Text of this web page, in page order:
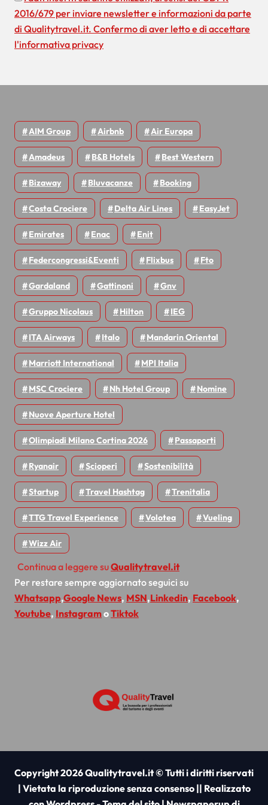
c
o
2016/679 per inviare newsletter e informazioni da parte
di Qualitytravel.it. Confermo di aver letto e di accettare
l'informativa privacy
AIM Group Airbnb Air Europa
Amadeus B&B Hotels Best Western
Bizaway Bluvacanze Booking
Costa Crociere Delta Air Lines EasyJet
Emirates Enac Enit
Federcongressi&eventi Flixbus Fto
Gardaland Gattinoni Gnv
Gruppo Nicolaus Hilton IEG
ITA Airways Italo Mandarin Oriental
Marriott International MPI Italia
MSC Crociere Nh Hotel Group Nomine
Nuove Aperture Hotel
Olimpiadi Milano Cortina 2026 Passaporti
Ryanair Scioperi Sostenibilità
Startup Travel Hashtag Trenitalia
TTG Travel Experience Volotea Vueling
Wizz Air
Continua a leggere suQualitytravel.it
Per restare sempre aggiornato seguici su
Whatsapp,Google News, MSN,Linkedin, Facebook,
Youtube, InstagramoTiktok
Copyright 2026 Qualitytravel.it © Tutti i diritti riservati
| Vietata la riproduzione senza consenso || Realizzato